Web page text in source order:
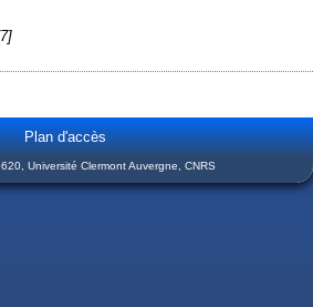
Plan d'accès
Université Clermont Auvergne, CNRS